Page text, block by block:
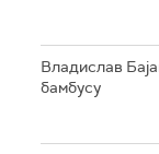
Владислав
бамбусу